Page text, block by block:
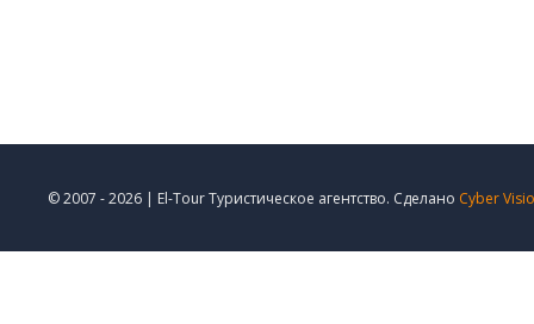
© 2007 - 2026 | El-Tour Туристическое агентство. Сделано Cyber